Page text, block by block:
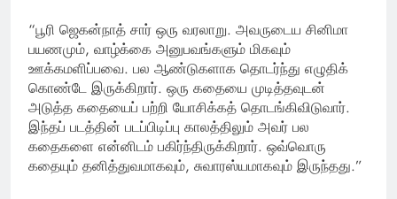
“பூரி ஜெகன்நாத் சார் ஒரு வரலாறு. அவருடைய சினிமா
பயணமும், வாழ்க்கை அனுபவங்களும் மிகவும்
ஊக்கமளிப்பவை. பல ஆண்டுகளாக தொடர்ந்து எழுதிக்
கொண்டே இருக்கிறார். ஒரு கதையை முடித்தவுடன்
அடுத்த கதையைப் பற்றி யோசிக்கத் தொடங்கிவிடுவார்.
இந்தப் படத்தின் படப்பிடிப்பு காலத்திலும் அவர் பல
கதைகளை என்னிடம் பகிர்ந்திருக்கிறார். ஒவ்வொரு
கதையும் தனித்துவமாகவும், சுவாரஸ்யமாகவும் இருந்தது.”